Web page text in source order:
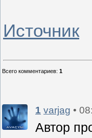
Источник
Всего комментариев: 1
1 varjag •
Автор